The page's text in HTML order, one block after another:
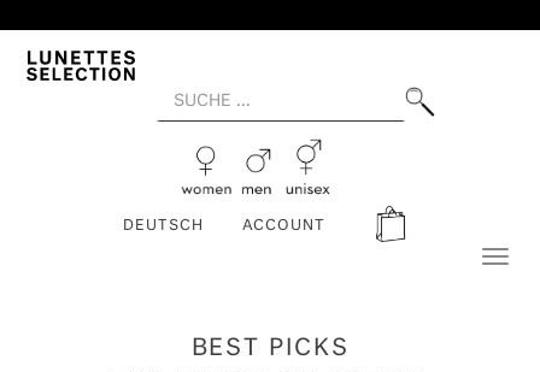
DEUTSCH ACCOUNT
BEST PICKS